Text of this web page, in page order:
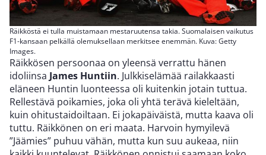
Räikköstä ei tulla muistamaan mestaruutensa takia. Suomalaisen vaikutus
F1-kansaan pelkällä olemuksellaan merkitsee enemmän. Kuva: Getty
Images.
Räikkösen persoonaa on yleensä verrattu hänen
idoliinsa James Huntiin. Julkkiselämää railakkaasti
eläneen Huntin luonteessa oli kuitenkin jotain tuttua.
Rellestävä poikamies, joka oli yhtä terävä kieleltään,
kuin ohitustaidoiltaan. Ei jokapäiväistä, mutta kaava oli
tuttu. Räikkönen on eri maata. Harvoin hymyilevä
”Jäämies” puhuu vähän, mutta kun suu aukeaa, niin